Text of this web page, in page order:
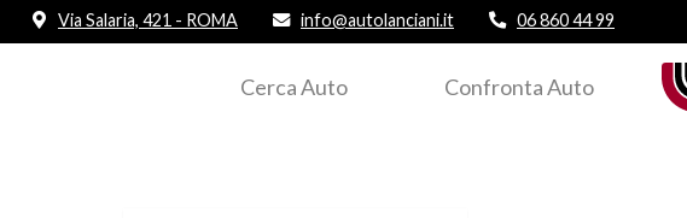
Via Salaria, 421 - ROMA info@autolanciani.it 06 860 44 99
Cerca Auto Confronta Auto